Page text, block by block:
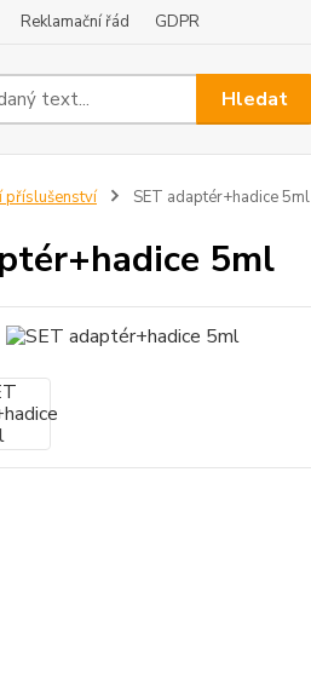
Reklamační řád GDPR
Hledat
příslušenství SET adaptér+hadice 5ml
5ml